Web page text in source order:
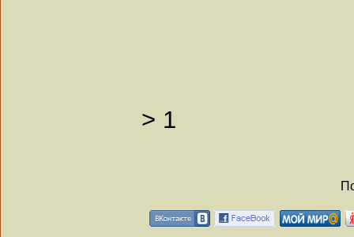
> 1